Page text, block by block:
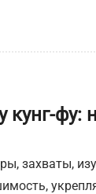
фу:
захваты,